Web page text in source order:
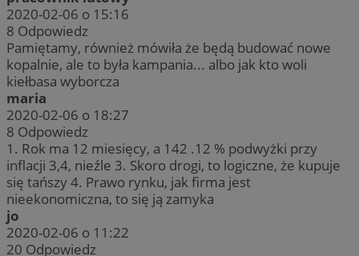
2020-02-06 o 15:16
8 Odpowiedz
Pamiętamy, również mówiła że będą budować nowe
kopalnie, ale to była kampania... albo jak kto woli
kiełbasa wyborcza
maria
2020-02-06 o 18:27
8 Odpowiedz
1. Rok ma 12 miesięcy, a 142 .12 % podwyżki przy
inflacji 3,4, nieźle 3. Skoro drogi, to logiczne, że kupuje
się tańszy 4. Prawo rynku, jak firma jest
nieekonomiczna, to się ją zamyka
jo
2020-02-06 o 11:22
20 Odpowiedz